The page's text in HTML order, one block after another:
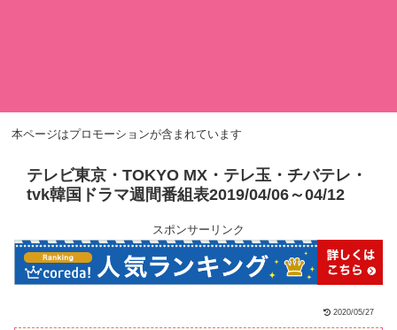
本ページはプロモーションが含まれています
テレビ東京・TOKYO MX・テレ玉・チバテレ・
tvk韓国ドラマ週間番組表2019/04/06～04/12
スポンサーリンク
2020/05/27